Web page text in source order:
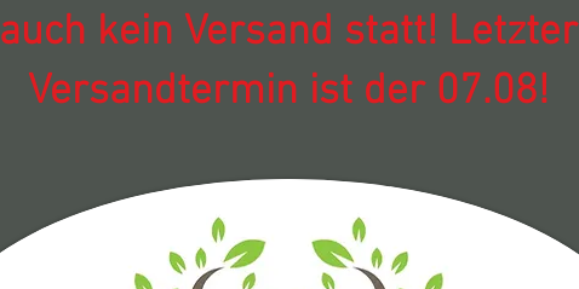
auch kein Versand statt! Letzter
Versandtermin ist der 07.08!